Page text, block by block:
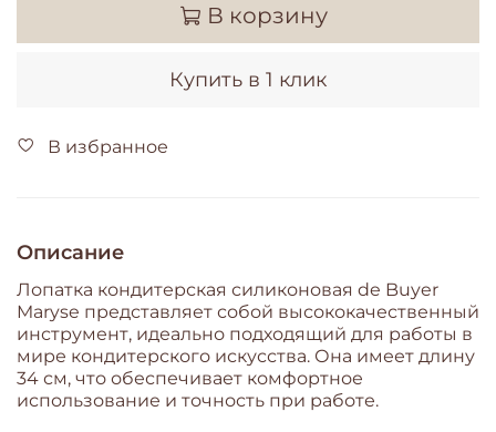
В корзину
Купить в 1 клик
В избранное
Описание
Лопатка кондитерская силиконовая de Buyer
Maryse представляет собой высококачественный
инструмент, идеально подходящий для работы в
мире кондитерского искусства. Она имеет длину
34 см, что обеспечивает комфортное
использование и точность при работе.